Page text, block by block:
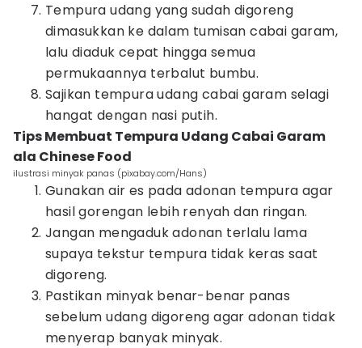
Tempura udang yang sudah digoreng
dimasukkan ke dalam tumisan cabai garam,
lalu diaduk cepat hingga semua
permukaannya terbalut bumbu.
Sajikan tempura udang cabai garam selagi
hangat dengan nasi putih.
Tips Membuat Tempura Udang Cabai Garam
ala Chinese Food
ilustrasi minyak panas (pixabay.com/Hans)
Gunakan air es pada adonan tempura agar
hasil gorengan lebih renyah dan ringan.
Jangan mengaduk adonan terlalu lama
supaya tekstur tempura tidak keras saat
digoreng.
Pastikan minyak benar-benar panas
sebelum udang digoreng agar adonan tidak
menyerap banyak minyak.